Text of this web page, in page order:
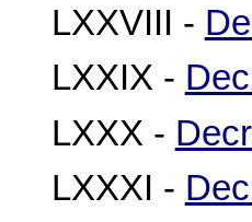
LXXVIII -
LXXIX -
LXXX -
LXXXI -